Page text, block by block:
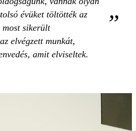
évüket töltötték az
most sikerült
elvégzett munkát,
amit elviseltek.